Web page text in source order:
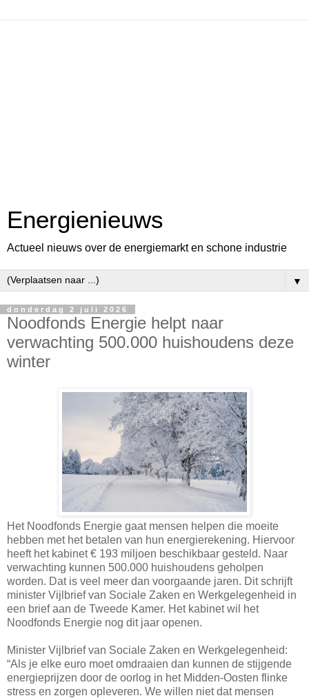
Energienieuws
Actueel nieuws over de energiemarkt en schone industrie
▼
donderdag 2 juli 2026
Noodfonds Energie helpt naar
verwachting 500.000 huishoudens deze
winter
Het Noodfonds Energie gaat mensen helpen die moeite
hebben met het betalen van hun energierekening. Hiervoor
heeft het kabinet € 193 miljoen beschikbaar gesteld. Naar
verwachting kunnen 500.000 huishoudens geholpen
worden. Dat is veel meer dan voorgaande jaren. Dit schrijft
minister Vijlbrief van Sociale Zaken en Werkgelegenheid in
een brief aan de Tweede Kamer. Het kabinet wil het
Noodfonds Energie nog dit jaar openen.
Minister Vijlbrief van Sociale Zaken en Werkgelegenheid:
“Als je elke euro moet omdraaien dan kunnen de stijgende
energieprijzen door de oorlog in het Midden-Oosten flinke
stress en zorgen opleveren. We willen niet dat mensen